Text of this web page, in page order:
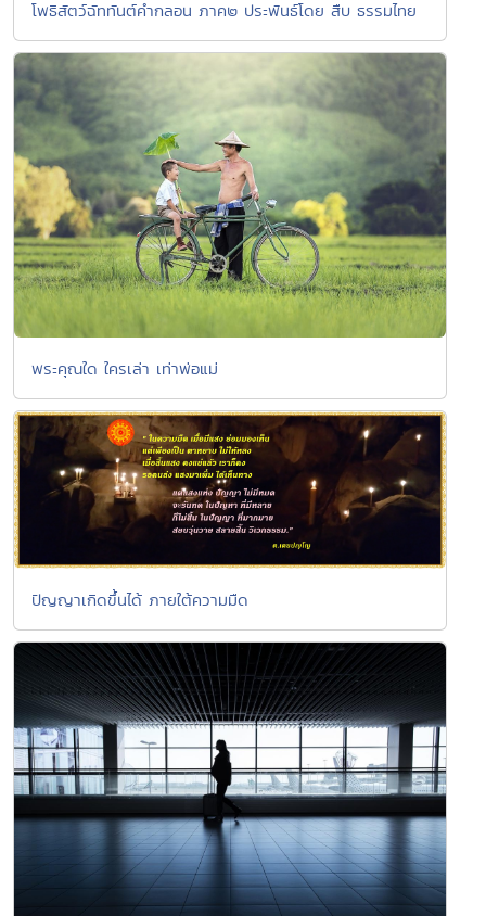
โพธิสัตว์ฉัททันต์คำกลอน ภาค๒ ประพันธ์โดย สืบ ธรรมไทย
พระคุณใด ใครเล่า เท่าพ่อแม่
ปัญญาเกิดขึ้นได้ ภายใต้ความมืด